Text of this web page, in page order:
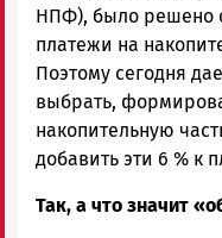
НПФ), было решено
платежи на
Поэтому сегодня
выбрать,
накопительную
добавить эти 6 % к
Так, а что значит